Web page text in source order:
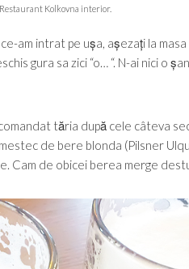
Restaurant Kolkovna interior.
am intrat pe ușa, așezați la
gura sa zici “o… “. N-ai nici o
tăria după cele câteva
de bere blonda (Pilsner
Cam de obicei berea merge